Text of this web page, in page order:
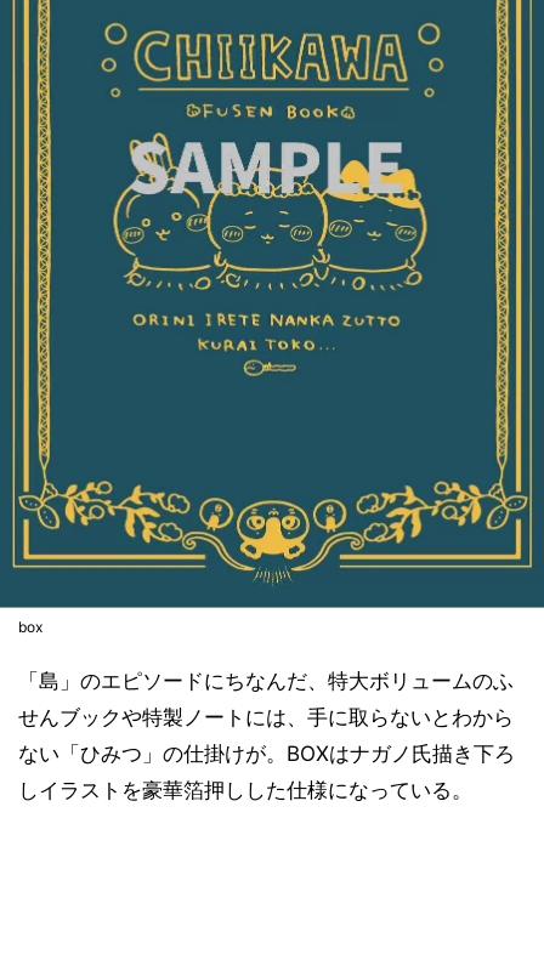
box
「島」のエピソードにちなんだ、特大ボリュームのふ
せんブックや特製ノートには、手に取らないとわから
ない「ひみつ」の仕掛けが。BOXはナガノ氏描き下ろ
しイラストを豪華箔押しした仕様になっている。